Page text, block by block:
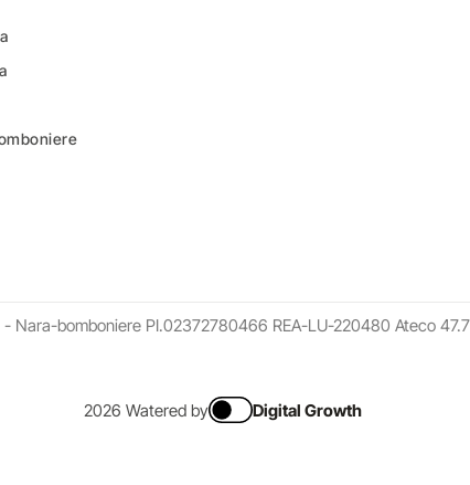
Nara-bomboniere PI.02372780466 REA-LU-220480 Ateco
2026 Watered by Digital Growth